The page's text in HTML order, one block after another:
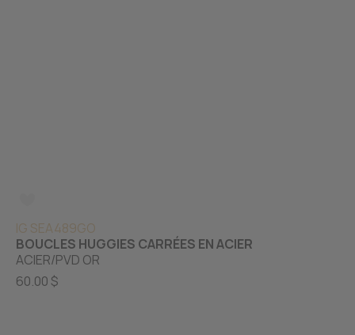
IG SEA489GO
BOUCLES HUGGIES CARRÉES EN ACIER
ACIER/PVD OR
60.00 $